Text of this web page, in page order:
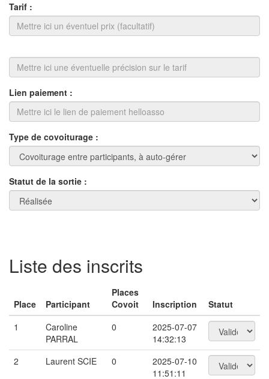
Tarif :
Lien paiement :
Type de covoiturage :
Statut de la sortie :
Liste des inscrits
Place Participant
Places
Covoit
Inscription
Statut
1
Caroline
PARRAL
0
2025-07-07
14:32:13
2
Laurent SCIE 0
2025-07-10
11:51:11